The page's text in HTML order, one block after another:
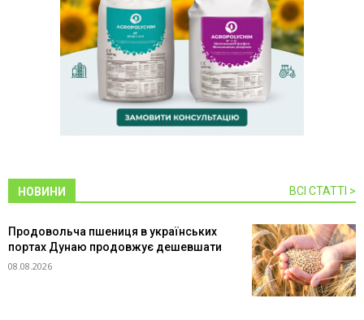
НОВИНИ ВСІ СТАТТІ >
Продовольча пшениця в українських
портах Дунаю продовжує дешевшати
08.08.2026